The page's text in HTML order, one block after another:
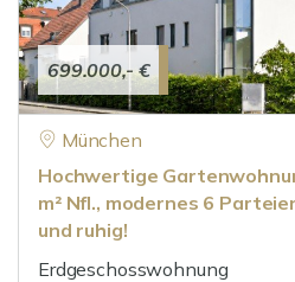
699.000,- €
München
Hochwertige
m² Nfl., modernes 6
und ruhig!
Erdgeschosswohnung